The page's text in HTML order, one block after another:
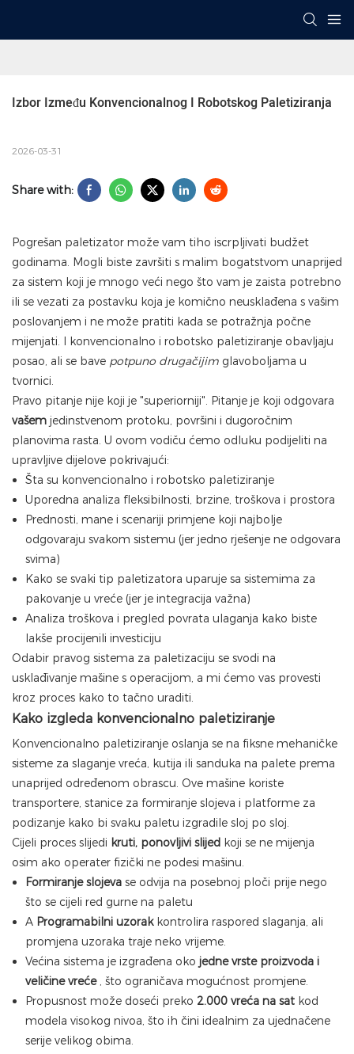
Izbor Između Konvencionalnog I Robotskog Paletiziranja
2026-03-31
Share with:
Pogrešan paletizator može vam tiho iscrpljivati ​​budžet
godinama. Mogli biste završiti s malim bogatstvom unaprijed
za sistem koji je mnogo veći nego što vam je zaista potrebno
ili se vezati za postavku koja je komično neusklađena s vašim
poslovanjem i ne može pratiti kada se potražnja počne
mijenjati. I konvencionalno i robotsko paletiziranje obavljaju
posao, ali se bave potpuno drugačijim glavoboljama u
tvornici.
Pravo pitanje nije koji je "superiorniji". Pitanje je koji odgovara
vašem jedinstvenom protoku, površini i dugoročnim
planovima rasta. U ovom vodiču ćemo odluku podijeliti na
upravljive dijelove pokrivajući:
Šta su konvencionalno i robotsko paletiziranje
Uporedna analiza fleksibilnosti, brzine, troškova i prostora
Prednosti, mane i scenariji primjene koji najbolje
odgovaraju svakom sistemu (jer jedno rješenje ne odgovara
svima)
Kako se svaki tip paletizatora uparuje sa sistemima za
pakovanje u vreće (jer je integracija važna)
Analiza troškova i pregled povrata ulaganja kako biste
lakše procijenili investiciju
Odabir pravog sistema za paletizaciju se svodi na
usklađivanje mašine s operacijom, a mi ćemo vas provesti
kroz proces kako to tačno uraditi.
Kako izgleda konvencionalno paletiziranje
Konvencionalno paletiziranje oslanja se na fiksne mehaničke
sisteme za slaganje vreća, kutija ili sanduka na palete prema
unaprijed određenom obrascu. Ove mašine koriste
transportere, stanice za formiranje slojeva i platforme za
podizanje kako bi svaku paletu izgradile sloj po sloj.
Cijeli proces slijedi kruti, ponovljivi slijed koji se ne mijenja
osim ako operater fizički ne podesi mašinu.
Formiranje slojeva se odvija na posebnoj ploči prije nego
što se cijeli red gurne na paletu
A Programabilni uzorak kontrolira raspored slaganja, ali
promjena uzoraka traje neko vrijeme.
Većina sistema je izgrađena oko jedne vrste proizvoda i
veličine vreće , što ograničava mogućnost promjene.
Propusnost može doseći preko 2.000 vreća na sat kod
modela visokog nivoa, što ih čini idealnim za ujednačene
serije velikog obima.